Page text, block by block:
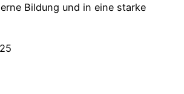
Bildung und in eine starke